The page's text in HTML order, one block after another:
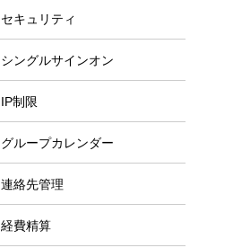
セキュリティ
シングルサインオン
IP制限
グループカレンダー
連絡先管理
経費精算